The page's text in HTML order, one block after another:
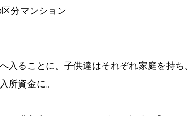
分マンション
入ることに。子供達はそれぞれ家庭を持ち
所資金に。